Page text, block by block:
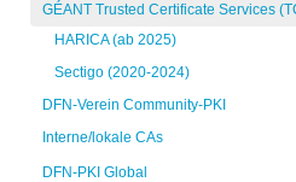
GÉANT Trusted Certificate Services
HARICA (ab 2025)
Sectigo (2020-2024)
DFN-Verein Community-PKI
Interne/lokale CAs
DFN-PKI Global